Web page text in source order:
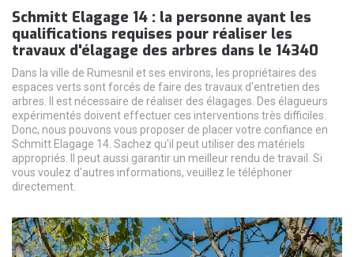
Schmitt Elagage 14 : la personne ayant les
qualifications requises pour réaliser les
travaux d'élagage des arbres dans le 14340
Dans la ville de Rumesnil et ses environs, les propriétaires des
espaces verts sont forcés de faire des travaux d'entretien des
arbres. Il est nécessaire de réaliser des élagages. Des élagueurs
expérimentés doivent effectuer ces interventions très difficiles.
Donc, nous pouvons vous proposer de placer votre confiance en
Schmitt Elagage 14. Sachez qu'il peut utiliser des matériels
appropriés. Il peut aussi garantir un meilleur rendu de travail. Si
vous voulez d'autres informations, veuillez le téléphoner
directement.